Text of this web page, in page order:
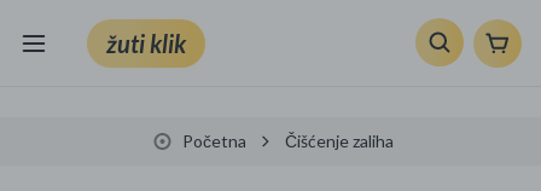
žuti klik
Početna Čišćenje zaliha